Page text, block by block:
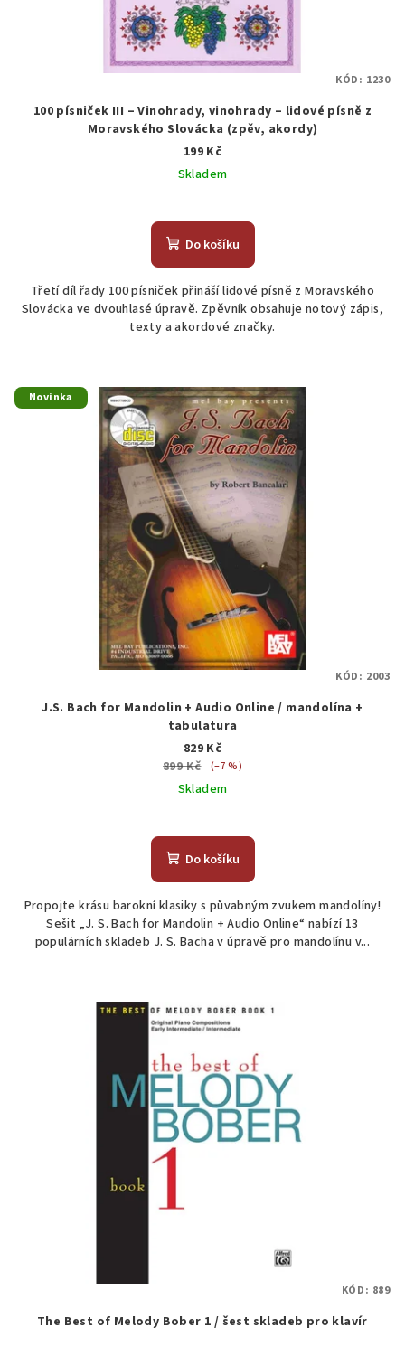
100 písniček III – Vinohrady, vinohrady – lidové písně z
Moravského Slovácka (zpěv, akordy)
199 Kč
Skladem
Do košíku
Třetí díl řady 100 písniček přináší lidové písně z Moravského
Slovácka ve dvouhlasé úpravě. Zpěvník obsahuje notový zápis,
texty a akordové značky.
KÓD: 1230
Novinka
J.S. Bach for Mandolin + Audio Online / mandolína +
tabulatura
829 Kč
899 Kč
(–7 %)
Skladem
Do košíku
Propojte krásu barokní klasiky s půvabným zvukem mandolíny!
Sešit „J. S. Bach for Mandolin + Audio Online“ nabízí 13
populárních skladeb J. S. Bacha v úpravě pro mandolínu v...
KÓD: 2003
The Best of Melody Bober 1 / šest skladeb pro klavír
KÓD: 889